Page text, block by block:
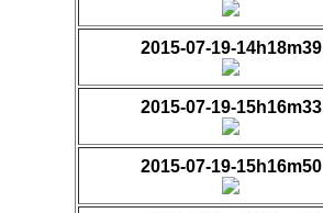
2015-07-19-14h18m39
2015-07-19-15h16m33
2015-07-19-15h16m50